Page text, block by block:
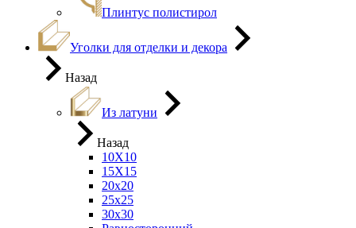
Плинтус полистирол
Уголки для отделки и декора
Назад
Из латуни
Назад
10Х10
15Х15
20х20
25х25
30х30